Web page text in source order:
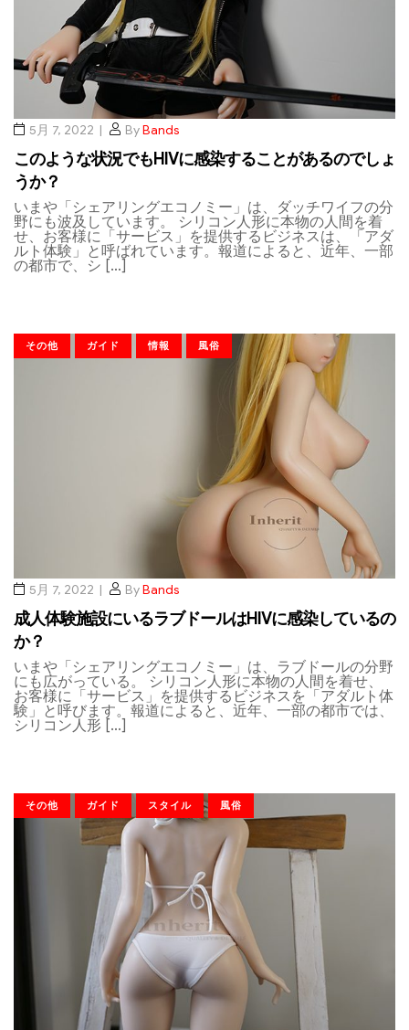
5月 7, 2022 ByBands
このような状況でもHIVに感染することがあるのでしょ
うか？
いまや「シェアリングエコノミー」は、ダッチワイフの分
野にも波及しています。 シリコン人形に本物の人間を着
せ、お客様に「サービス」を提供するビジネスは、「アダ
ルト体験」と呼ばれています。報道によると、近年、一部
の都市で、シ […]
その他 ガイド 情報 風俗
5月 7, 2022 ByBands
成人体験施設にいるラブドールはHIVに感染しているの
か？
いまや「シェアリングエコノミー」は、ラブドールの分野
にも広がっている。 シリコン人形に本物の人間を着せ、
お客様に「サービス」を提供するビジネスを「アダルト体
験」と呼びます。報道によると、近年、一部の都市では、
シリコン人形 […]
その他 ガイド スタイル 風俗